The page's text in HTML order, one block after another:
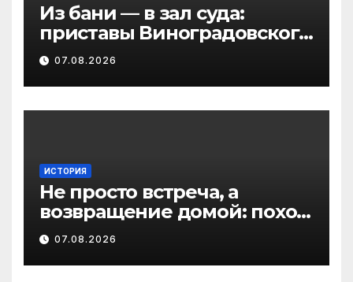
Из бани — в зал суда:
приставы Виноградовского
округа разыскали
должника по алиментам
07.08.2026
ИСТОРИЯ
Не просто встреча, а
возвращение домой: поход
на родину предков в
Виноградовском округе
07.08.2026